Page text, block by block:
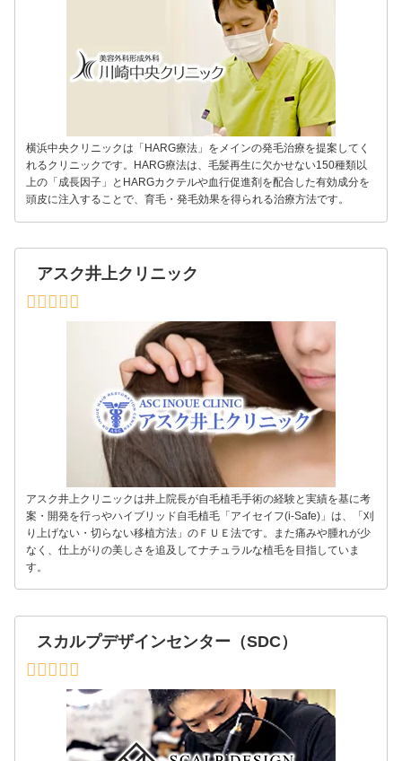
横浜中央クリニックは「HARG療法」をメインの発毛治療を提案してく
れるクリニックです。HARG療法は、毛髪再生に欠かせない150種類以
上の「成長因子」とHARGカクテルや血行促進剤を配合した有効成分を
頭皮に注入することで、育毛・発毛効果を得られる治療方法です。
アスク井上クリニック
アスク井上クリニックは井上院長が自毛植毛手術の経験と実績を基に考
案・開発を行っやハイブリッド自毛植毛「アイセイフ(i-Safe)」は、「刈
り上げない・切らない移植方法」のＦＵＥ法です。また痛みや腫れが少
なく、仕上がりの美しさを追及してナチュラルな植毛を目指していま
す。
スカルプデザインセンター（SDC）